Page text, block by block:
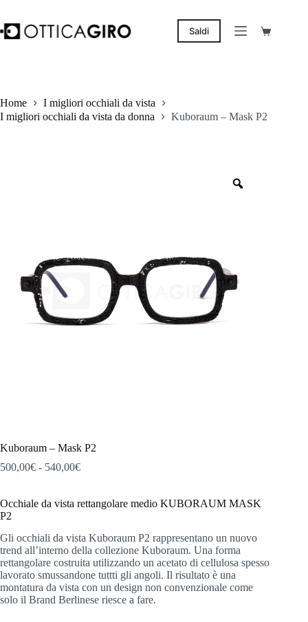
contenuto
Saldi Carrello
Home
I migliori occhiali da vista
I migliori occhiali da vista da donna
Kuboraum – Mask P2
Kuboraum – Mask P2
500,00€ - 540,00€Fascia
da
540,00€
Occhiale da vista rettangolare medio KUBORAUM MASK
P2
Gli occhiali da vista Kuboraum P2 rappresentano un nuovo
trend all’interno della collezione Kuboraum. Una forma
rettangolare costruita utilizzando un acetato di cellulosa spesso
lavorato smussandone tuttti gli angoli. Il risultato è una
montatura da vista con un design non convenzionale come
solo il Brand Berlinese riesce a fare.